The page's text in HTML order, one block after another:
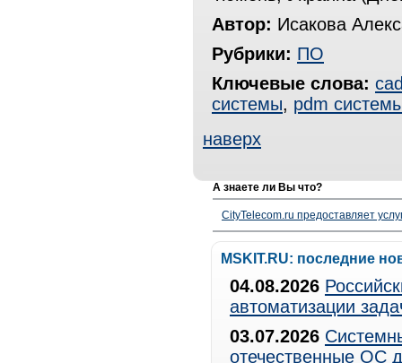
Автор: Исакова
Рубрики: ПО
Ключевые слова:
системы, pdm
наверх
А знаете ли Вы что?
CityTelecom.ru предоставляет
MSKIT.RU: последние
04.08.2026
автоматизации
03.07.2026
отечественные ОС